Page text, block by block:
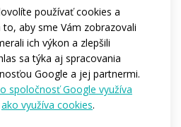
používať cookies a
aby sme Vám zobrazovali
ich výkon a zlepšili
sa týka aj spracovania
Google a jej partnermi.
spoločnosť Google využíva
ako využíva cookies.
/ Dětská
116 / 122-128 / 134-140 / 146 /